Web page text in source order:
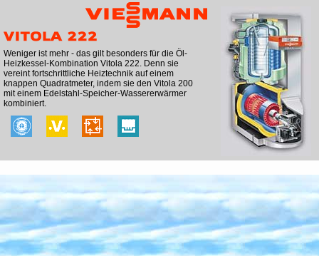
Weniger ist mehr - das gilt besonders für die Öl-
Heizkessel-Kombination Vitola 222. Denn sie
vereint fortschrittliche Heiztechnik auf einem
knappen Quadratmeter, indem sie den Vitola 200
mit einem Edelstahl-Speicher-Wassererwärmer
kombiniert.